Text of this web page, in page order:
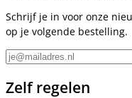
Schrijf je in voor onze
op je volgende bestelling.
Zelf regelen